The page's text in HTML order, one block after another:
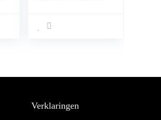
Garnalen Hengel
Verklaringen